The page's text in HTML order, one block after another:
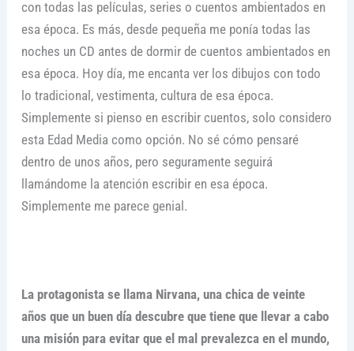
con todas las películas, series o cuentos ambientados en
esa época. Es más, desde pequeña me ponía todas las
noches un CD antes de dormir de cuentos ambientados en
esa época. Hoy día, me encanta ver los dibujos con todo
lo tradicional, vestimenta, cultura de esa época.
Simplemente si pienso en escribir cuentos, solo considero
esta Edad Media como opción. No sé cómo pensaré
dentro de unos años, pero seguramente seguirá
llamándome la atención escribir en esa época.
Simplemente me parece genial.
La protagonista se llama Nirvana, una chica de veinte
años que un buen día descubre que tiene que llevar a cabo
una misión para evitar que el mal prevalezca en el mundo,